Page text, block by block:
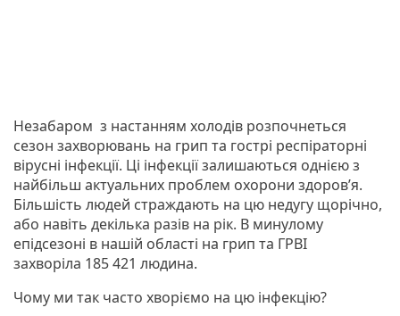
Незабаром з настанням холодів розпочнеться
сезон захворювань на грип та гострі респіраторні
вірусні інфекції. Ці інфекції залишаються однією з
найбільш актуальних проблем охорони здоров’я.
Більшість людей страждають на цю недугу щорічно,
або навіть декілька разів на рік. В минулому
епідсезоні в нашій області на грип та ГРВІ
захворіла 185 421 людина.
Чому ми так часто хворіємо на цю інфекцію?